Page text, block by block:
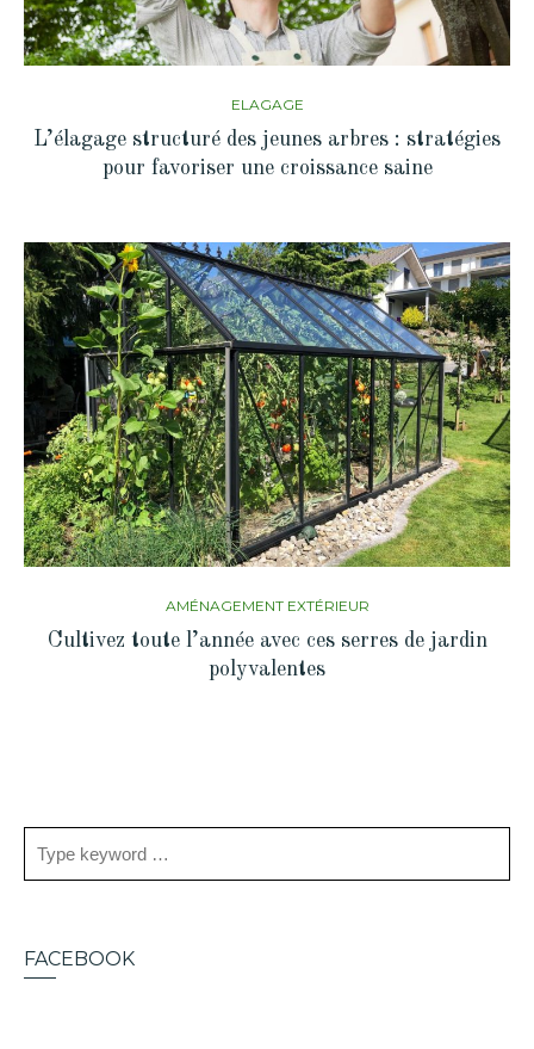
ELAGAGE
L’élagage structuré des jeunes arbres : stratégies
pour favoriser une croissance saine
AMÉNAGEMENT EXTÉRIEUR
Cultivez toute l’année avec ces serres de jardin
polyvalentes
FACEBOOK